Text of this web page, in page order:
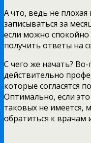
А что, ведь не плохая
записываться за
если можно
получить ответы на
С чего же начать?
действительно
которые согласятся
Оптимально, если
таковых не имеется,
обратиться к врачам